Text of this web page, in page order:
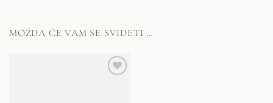
MOŽDA ĆE VAM SE SVIDETI …